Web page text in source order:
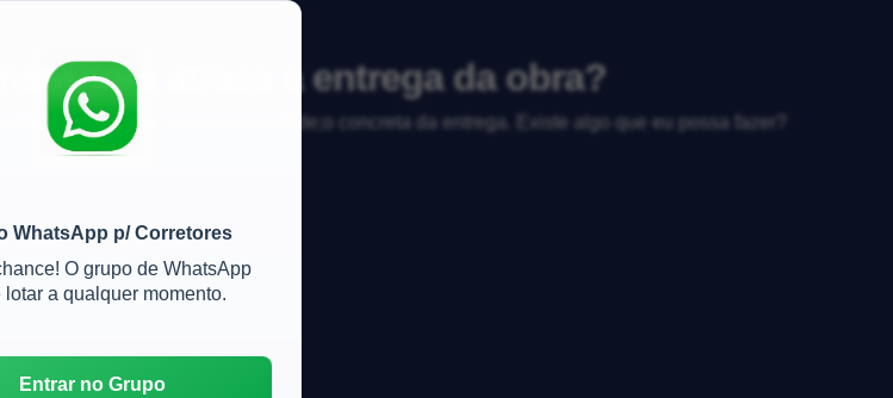
WhatsApp p/ Corretores
O grupo de WhatsApp
lotar a qualquer momento.
Entrar no Grupo
atrasa a entrega da obra?
d&aacute; uma previs&atilde;o concreta da entrega. Existe algo que eu possa fazer?